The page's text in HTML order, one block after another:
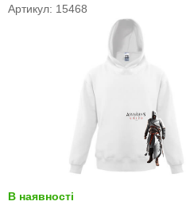
Лонгсливы
Артикул: 15468
В наявності